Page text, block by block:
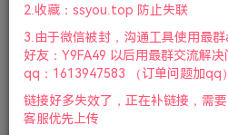
如电脑安装了迈克菲或联想电脑
360， 电脑管家的，则请务必卸
2.收藏：ssyou.top 防止失联
3.由于微信被封，沟通工具使用最
好友：Y9FA49 以后用最群交流解
qq：1613947583 （订单问题加qq）
链接好多失效了，正在补链接，需
客服优先上传